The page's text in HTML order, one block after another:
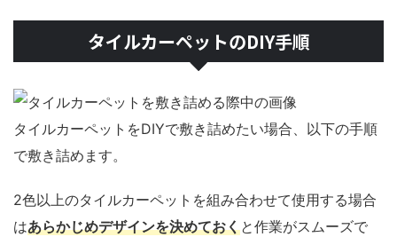
タイルカーペットのDIY手順
タイルカーペットをDIYで敷き詰めたい場合、以下の手順
で敷き詰めます。
2色以上のタイルカーペットを組み合わせて使用する場合
はあらかじめデザインを決めておくと作業がスムーズで